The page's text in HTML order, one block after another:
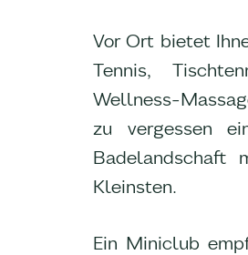
Vor Ort bietet
Tennis,
Wellness-
zu vergessen
Badelandschaft
Kleinsten.
Ein Miniclub